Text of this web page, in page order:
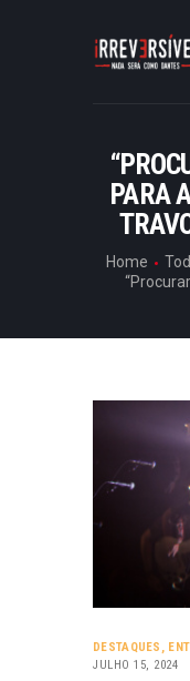
PARA
Home
HOME
CRÓNICAS
RUBRICAS
DESTAQUES ,
JULHO 15, 2024